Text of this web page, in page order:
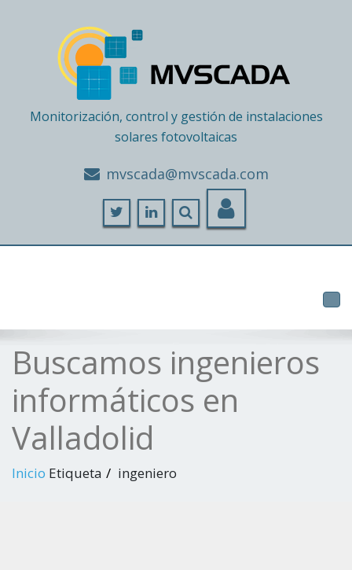
Monitorización, control y gestión de instalaciones
solares fotovoltaicas
moc.adacsvm@adacsvm
Buscamos ingenieros
informáticos en
Valladolid
Inicio Etiqueta ingeniero